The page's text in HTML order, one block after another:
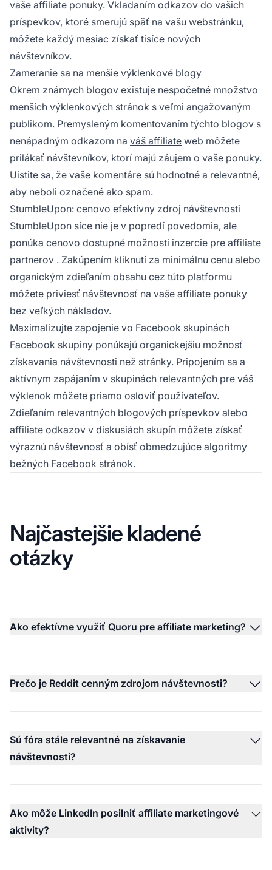
vaše affiliate ponuky. Vkladaním odkazov do vašich
príspevkov, ktoré smerujú späť na vašu webstránku,
môžete každý mesiac získať tisíce nových
návštevníkov.
Zameranie sa na menšie výklenkové blogy
Okrem známych blogov existuje nespočetné množstvo
menších výklenkových stránok s veľmi angažovaným
publikom. Premysleným komentovaním týchto blogov s
nenápadným odkazom na váš affiliate web môžete
prilákať návštevníkov, ktorí majú záujem o vaše ponuky.
Uistite sa, že vaše komentáre sú hodnotné a relevantné,
aby neboli označené ako spam.
StumbleUpon: cenovo efektívny zdroj návštevnosti
StumbleUpon síce nie je v popredí povedomia, ale
ponúka cenovo dostupné možnosti inzercie pre affiliate
partnerov . Zakúpením kliknutí za minimálnu cenu alebo
organickým zdieľaním obsahu cez túto platformu
môžete priviesť návštevnosť na vaše affiliate ponuky
bez veľkých nákladov.
Maximalizujte zapojenie vo Facebook skupinách
Facebook skupiny ponúkajú organickejšiu možnosť
získavania návštevnosti než stránky. Pripojením sa a
aktívnym zapájaním v skupinách relevantných pre váš
výklenok môžete priamo osloviť používateľov.
Zdieľaním relevantných blogových príspevkov alebo
affiliate odkazov v diskusiách skupín môžete získať
výraznú návštevnosť a obísť obmedzujúce algoritmy
bežných Facebook stránok.
Najčastejšie kladené
otázky
Ako efektívne využiť Quoru pre affiliate marketing?
Prečo je Reddit cenným zdrojom návštevnosti?
Sú fóra stále relevantné na získavanie
návštevnosti?
Ako môže LinkedIn posilniť affiliate marketingové
aktivity?